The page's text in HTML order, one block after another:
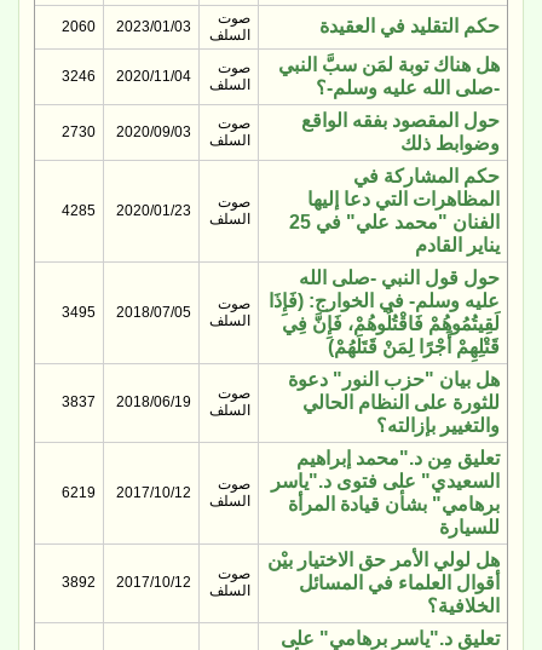
حكم التقليد في العقيدة
صوت
السلف
2023/01/03
2060
هل هناك توبة لمَن سبَّ النبي
-صلى الله عليه وسلم-؟
صوت
السلف
2020/11/04
3246
حول المقصود بفقه الواقع
وضوابط ذلك
صوت
السلف
2020/09/03
2730
حكم المشاركة في
المظاهرات التي دعا إليها
الفنان "محمد علي" في 25
يناير القادم
صوت
السلف
2020/01/23
4285
حول قول النبي -صلى الله
عليه وسلم- في الخوارج: (فَإِذَا
لَقِيتُمُوهُمْ فَاقْتُلُوهُمْ، فَإِنَّ فِي
قَتْلِهِمْ أَجْرًا لِمَنْ قَتَلَهُمْ)
صوت
السلف
2018/07/05
3495
هل بيان "حزب النور" دعوة
للثورة على النظام الحالي
والتغيير بإزالته؟
صوت
السلف
2018/06/19
3837
تعليق مِن د."محمد إبراهيم
السعيدي" على فتوى د."ياسر
برهامي" بشأن قيادة المرأة
للسيارة
صوت
السلف
2017/10/12
6219
هل لولي الأمر حق الاختيار بيْن
أقوال العلماء في المسائل
الخلافية؟
صوت
السلف
2017/10/12
3892
تعليق د."ياسر برهامي" على